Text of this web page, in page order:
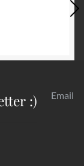
:) Email